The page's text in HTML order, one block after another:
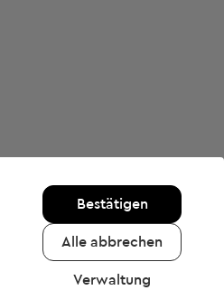
Bestätigen
Alle abbrechen
Verwaltung